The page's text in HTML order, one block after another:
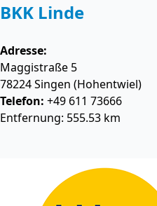
BKK Linde
Adresse:
Maggistraße 5
78224Singen (Hohentwiel)
Telefon: +49 611 73666
Entfernung: 555.53 km